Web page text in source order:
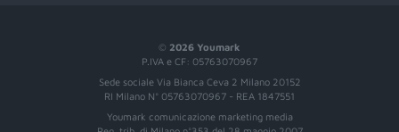
© 2026 Youmark
P.IVA e CF: 05763070967
Sede sociale Via Bianca Ceva 2 Milano 20152
RI Milano N° 05763070967 - REA 1847551
Youmark comunicazione marketing media